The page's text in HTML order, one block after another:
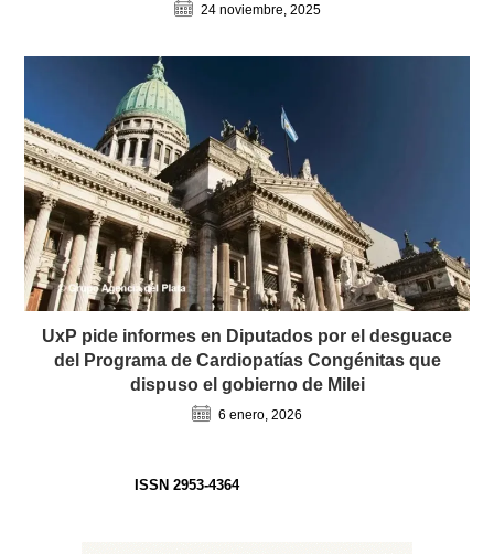
24 noviembre, 2025
UxP pide informes en Diputados por el desguace
del Programa de Cardiopatías Congénitas que
dispuso el gobierno de Milei
6 enero, 2026
ISSN 2953-4364